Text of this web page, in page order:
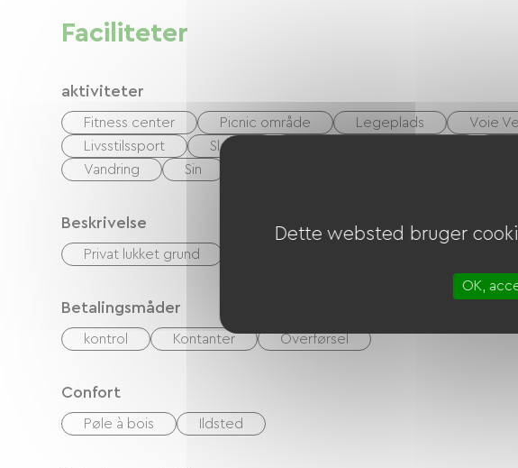
Faciliteter
aktiviteter
Fitness center Picnic område Legeplads Voie
Livsstilssport
Slæde
Vandring
Sin
Beskrivelse
Privat lukket grund
Betalingsmåder
kontrol Kontanter Overførsel
Confort
Pøle à bois Ildsted
Dette websted bruger
OK,